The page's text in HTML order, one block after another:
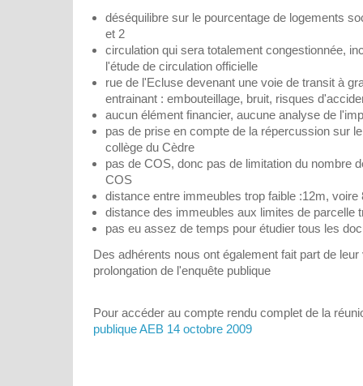
déséquilibre sur le pourcentage de logements
et 2
circulation qui sera totalement congestionnée,
l'étude de circulation officielle
rue de l'Ecluse devenant une voie de transit à
entrainant : embouteillage, bruit, risques
aucun élément financier, aucune analyse de
pas de prise en compte de la répercussion sur
collège du Cèdre
pas de COS, donc pas de limitation du nombre
COS
distance entre immeubles trop faible :12m, voire
distance des immeubles aux limites de parcelle
pas eu assez de temps pour étudier tous les
Des adhérents nous ont également fait part de
prolongation de l'enquête publique
Pour accéder au compte rendu complet de la
publique AEB 14 octobre 2009